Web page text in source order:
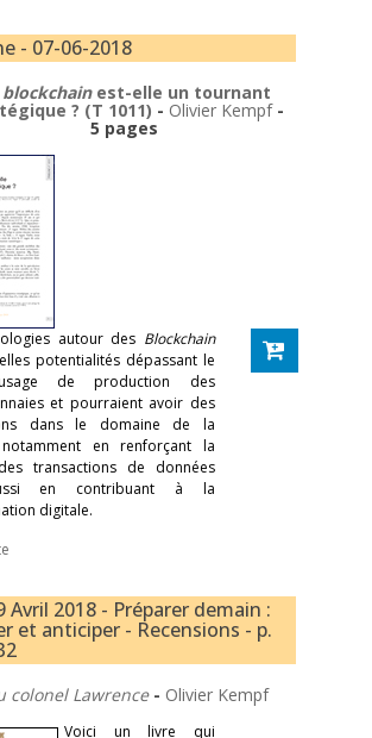
- 07-06-2018
blockchain est-elle un tournant
? (T 1011) - Olivier Kempf-
5 pages
autour des Blockchain
potentialités dépassant le
de production des
et pourraient avoir des
dans le domaine de la
notamment en renforçant la
transactions de données
en contribuant à la
digitale.
Avril 2018 - Préparer demain :
et anticiper - Recensions - p.
colonel Lawrence - Olivier Kempf
Voici un livre qui